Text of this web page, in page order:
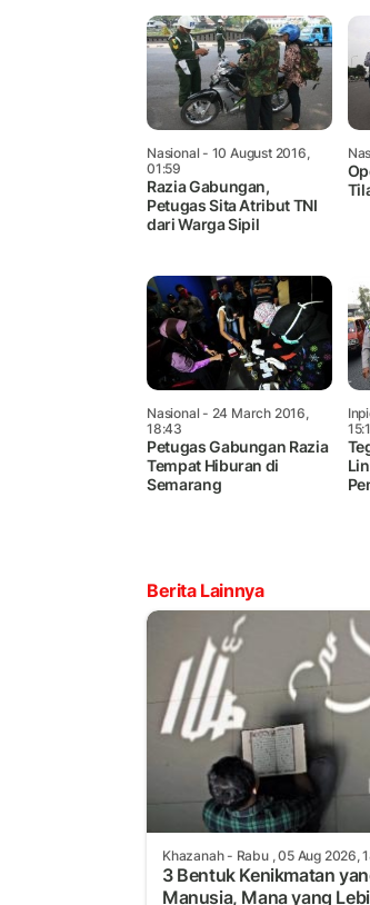
Nasional - 10 August 2016,
01:59
Razia Gabungan,
Petugas Sita Atribut TNI
dari Warga Sipil
Nasional - 24 March 2016,
18:43
Petugas Gabungan Razia
Tempat Hiburan di
Semarang
Berita Lainnya
Khazanah- Rabu , 05 Aug 2026,
3 Bentuk Kenikmatan
Manusia, Mana yang